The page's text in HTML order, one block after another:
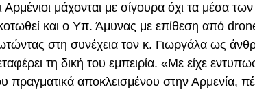
Αρμένιοι μάχονται με σίγουρα όχι τα μέσα
και ο Υπ. Άμυνας με επίθεση από
στη συνέχεια τον κ. Γιωργάλα ως
τη δική του εμπειρία. «Με είχε
πραγματικά αποκλεισμένου στην Αρμενία,